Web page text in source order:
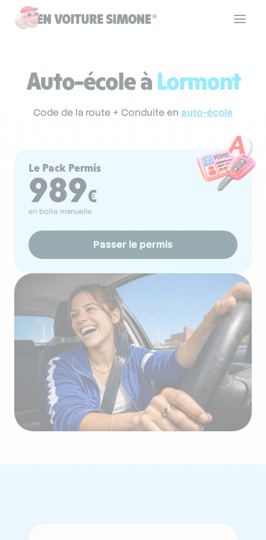
Aide
Se connecter
Auto-école à Lormont
Code de la route + Conduite en auto-école
Le Pack Permis
989€
en boîte manuelle
Passer le permis